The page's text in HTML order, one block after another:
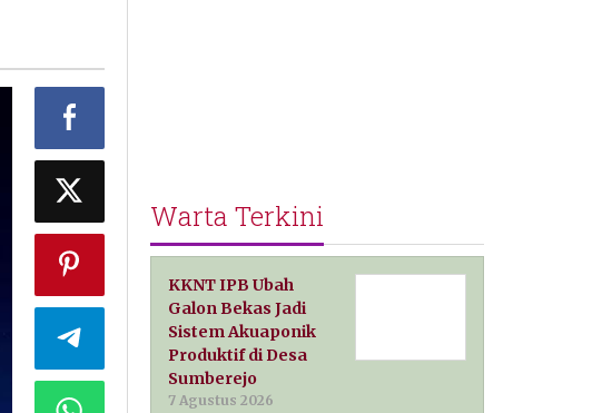
Warta Terkini
KKNT IPB Ubah
Galon Bekas Jadi
Sistem Akuaponik
Produktif di Desa
Sumberejo
7 Agustus 2026